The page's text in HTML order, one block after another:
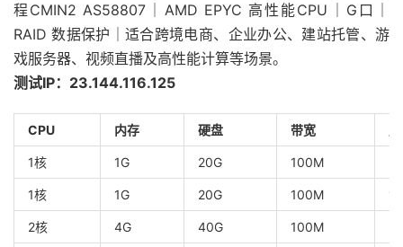
程CMIN2 AS58807｜AMD EPYC 高性能CPU｜G口｜
RAID 数据保护｜适合跨境电商、企业办公、建站托管、游
戏服务器、视频直播及高性能计算等场景。
测试IP：23.144.116.125
CPU 内存 硬盘 带宽
1核 1G 20G 100M
1核 1G 20G 100M
2核 4G 40G 100M